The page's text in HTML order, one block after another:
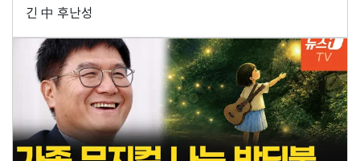
긴 中 후난성